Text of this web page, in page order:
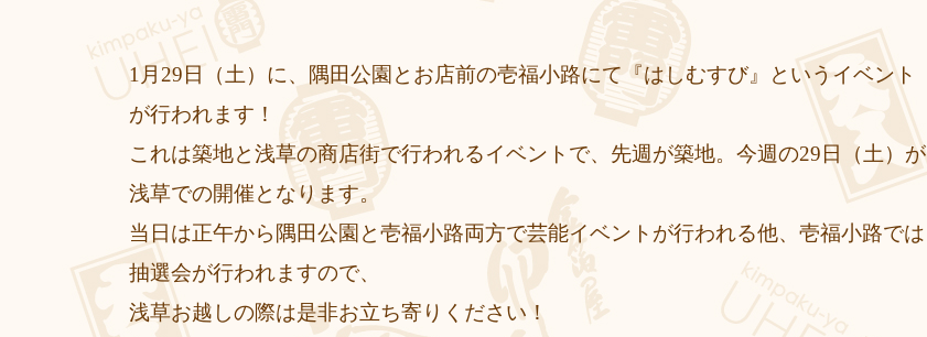
1月29日（土）に、隅田公園とお店前の壱福小路にて『はしむすび』というイベント
が行われます！
これは築地と浅草の商店街で行われるイベントで、先週が築地。今週の29日（土）が
浅草での開催となります。
当日は正午から隅田公園と壱福小路両方で芸能イベントが行われる他、壱福小路では
抽選会が行われますので、
浅草お越しの際は是非お立ち寄りください！